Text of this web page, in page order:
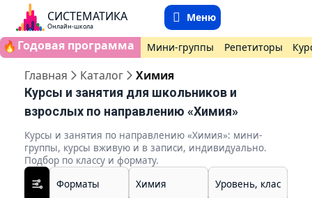
СИСТЕМАТИКА
Онлайн-школа
Меню
🔥 Годовая программа Мини-группы Репетиторы
Главная Каталог Химия
Курсы и занятия для школьников и
взрослых по направлению «Химия»
Курсы и занятия по направлению «Химия»: мини-
группы, курсы вживую и в записи, индивидуально.
Подбор по классу и формату.